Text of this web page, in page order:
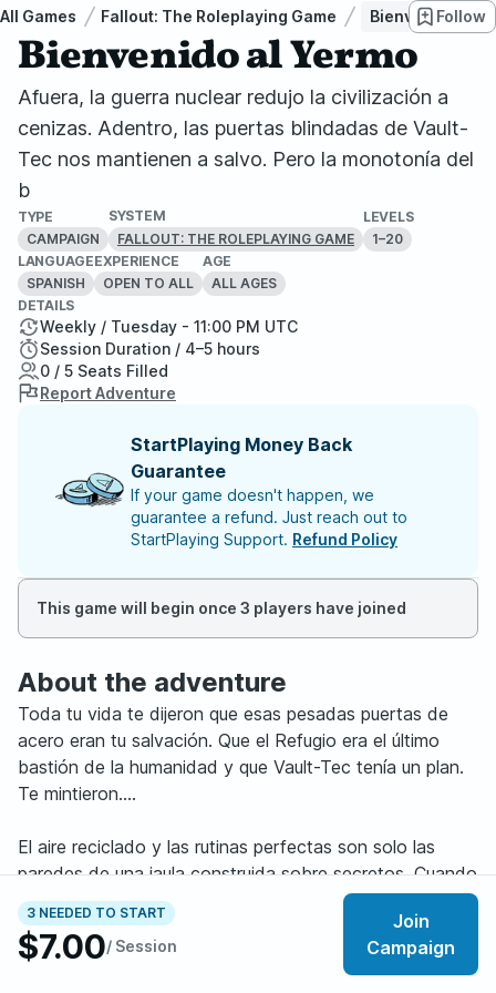
All Games Fallout: The Roleplaying Game Bienvenido al
Follow
Bienvenido al Yermo
Afuera, la guerra nuclear redujo la civilización a
cenizas. Adentro, las puertas blindadas de Vault-
Tec nos mantienen a salvo. Pero la monotonía del
b
TYPE
CAMPAIGN
SYSTEM
FALLOUT: THE ROLEPLAYING GAME
LEVELS
1–20
LANGUAGE
SPANISH
EXPERIENCE
OPEN TO ALL
AGE
ALL AGES
3 NEEDED TO START
$7.00/ Session
Join
Campaign
DETAILS
Weekly / Tuesday - 11:00 PM UTC
Session Duration / 4–5 hours
0 / 5 Seats Filled
Report Adventure
StartPlaying Money Back
Guarantee
If your game doesn't happen, we
guarantee a refund. Just reach out to
StartPlaying Support. Refund Policy
This game will begin once 3 players have joined
About the adventure
Toda tu vida te dijeron que esas pesadas puertas de
acero eran tu salvación. Que el Refugio era el último
bastión de la humanidad y que Vault-Tec tenía un plan.
Te mintieron....
El aire reciclado y las rutinas perfectas son solo las
paredes de una jaula construida sobre secretos. Cuando
las cosas empiecen a fallar y descubras lo que
realmente esconden los registros del Supervisor, vas a
entender por qué nadie quería que miraras hacia arriba.
Pronto, esa puerta tendrá que abrirse. Y el Yermo que